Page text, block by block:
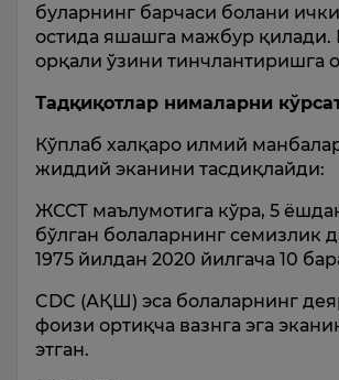
буларнинг барчаси болани
остида яшашга мажбур қилади.
орқали ўзини тинчлантиришга
Тадқиқотлар нималарни
Кўплаб халқаро илмий
жиддий эканини тасдиқлайди:
ЖССТ маълумотига кўра, 5
бўлган болаларнинг семизлик
1975 йилдан 2020 йилгача 10
CDC (АҚШ) эса болаларнинг
фоизи ортиқча вазнга эга
этган.